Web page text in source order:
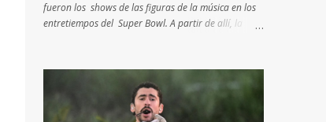
fueron los shows de las figuras de la música en los
entretiempos del Super Bowl. A partir de allí, la
que no es rugby ni fútbol. Aquí un breve manual con
lo más importante que tenés que saber para
entender el juego… Muchos consideran al football
como un deporte de contacto . Si bien es cierto, hay